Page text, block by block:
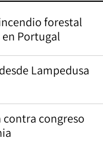
forestal
Portugal
Lampedusa
contra congreso